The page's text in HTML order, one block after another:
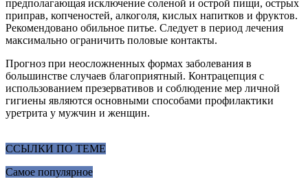
предполагающая исключение соленой и острой пищи, острых
приправ, копченостей, алкоголя, кислых напитков и фруктов.
Рекомендовано обильное питье. Следует в период лечения
максимально ограничить половые контакты.
Прогноз при неосложненных формах заболевания в
большинстве случаев благоприятный. Контрацепция с
использованием презервативов и соблюдение мер личной
гигиены являются основными способами профилактики
уретрита у мужчин и женщин.
ССЫЛКИ ПО ТЕМЕ
Самое популярное